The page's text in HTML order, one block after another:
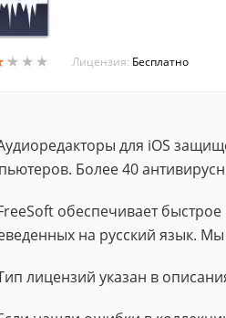
★ ★ ★
★ ★ ★ Лицензия: Бесплатно
для iOS
Более 40
обеспечивает
на русский язык.
лицензий указан в